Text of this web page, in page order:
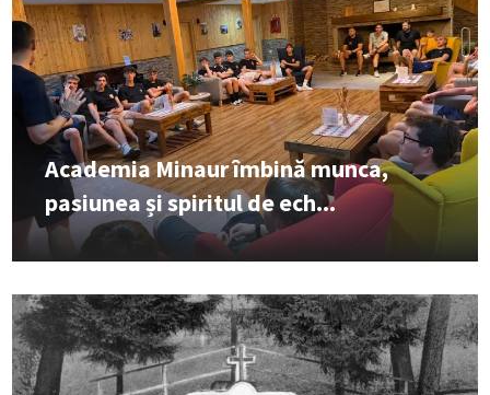
Academia Minaur îmbină munca,
pasiunea și spiritul de ech...